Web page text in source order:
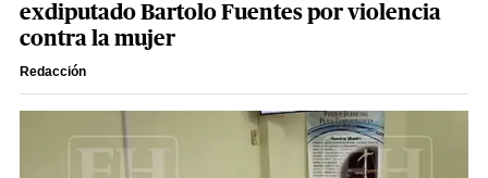
exdiputado Bartolo Fuentes por violencia
contra la mujer
Redacción